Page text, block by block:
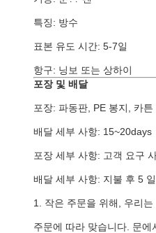
특징: 방수
표본 유도 시간: 5-7일
항구: 닝보 또는 상하이
포장 및 배달
포장: 파동판, PE 봉지, 카튼
배달 세부 사항: 15~20days
포장 세부 사항: 고객 요구
배달 세부 사항: 지불 후 5
1. 작은 주문을 위해, 우리
주문에 따라 맞습니다. 문에